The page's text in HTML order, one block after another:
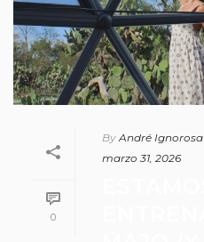
0
By André Ignorosa
marzo 31, 2026